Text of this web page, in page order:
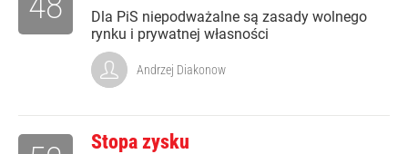
Dla PiS niepodważalne są zasady wolnego
rynku i prywatnej własności
Andrzej Diakonow
Stopa zysku